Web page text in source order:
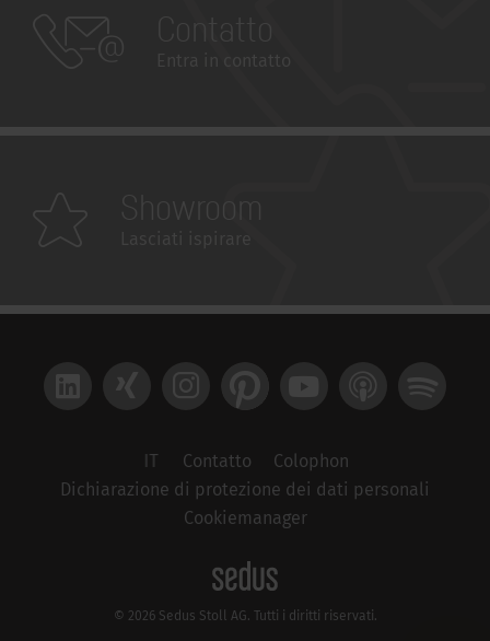
© 2026 Sedus Stoll AG. Tutti i diritti riservati.
Contatto
Colophon
Dichiarazione di protezione dei dati personali
Cookiemanager
Pinterest